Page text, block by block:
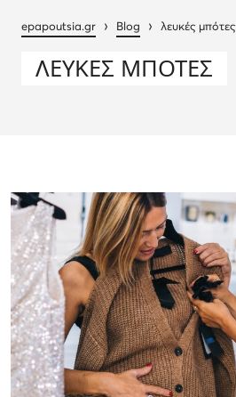
epapoutsia.gr › Blog › λευκές μπότες
ΛΕΥΚΈΣ ΜΠΌΤΕΣ